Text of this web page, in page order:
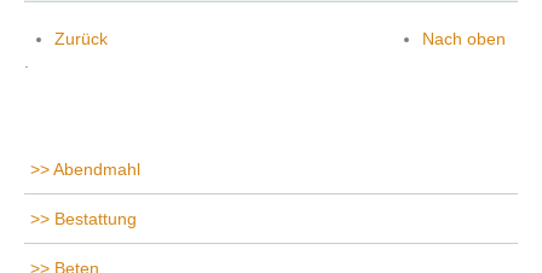
Zurück
Nach oben
Abendmahl
Bestattung
Beten